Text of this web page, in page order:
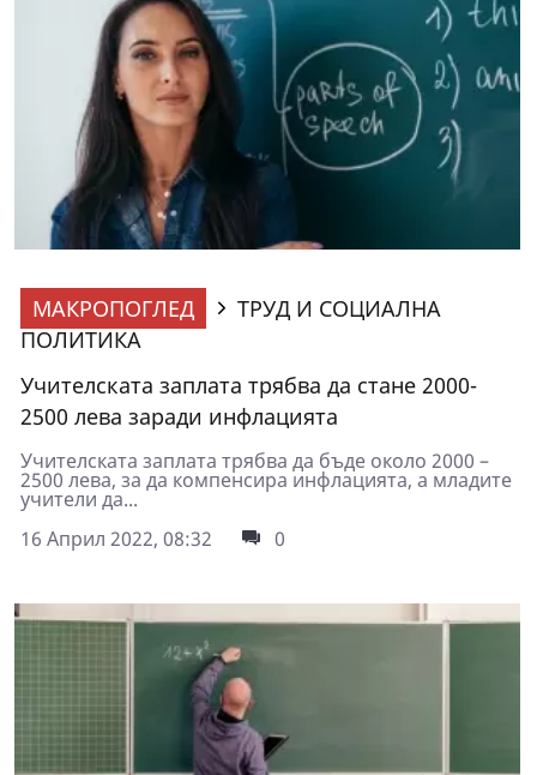
МАКРОПОГЛЕД
ТРУД И СОЦИАЛНА
ПОЛИТИКА
Учителската заплата трябва да стане 2000-
2500 лева заради инфлацията
Учителската заплата трябва да бъде около 2000 –
2500 лева, за да компенсира инфлацията, а младите
учители да...
16 Април 2022, 08:32
0